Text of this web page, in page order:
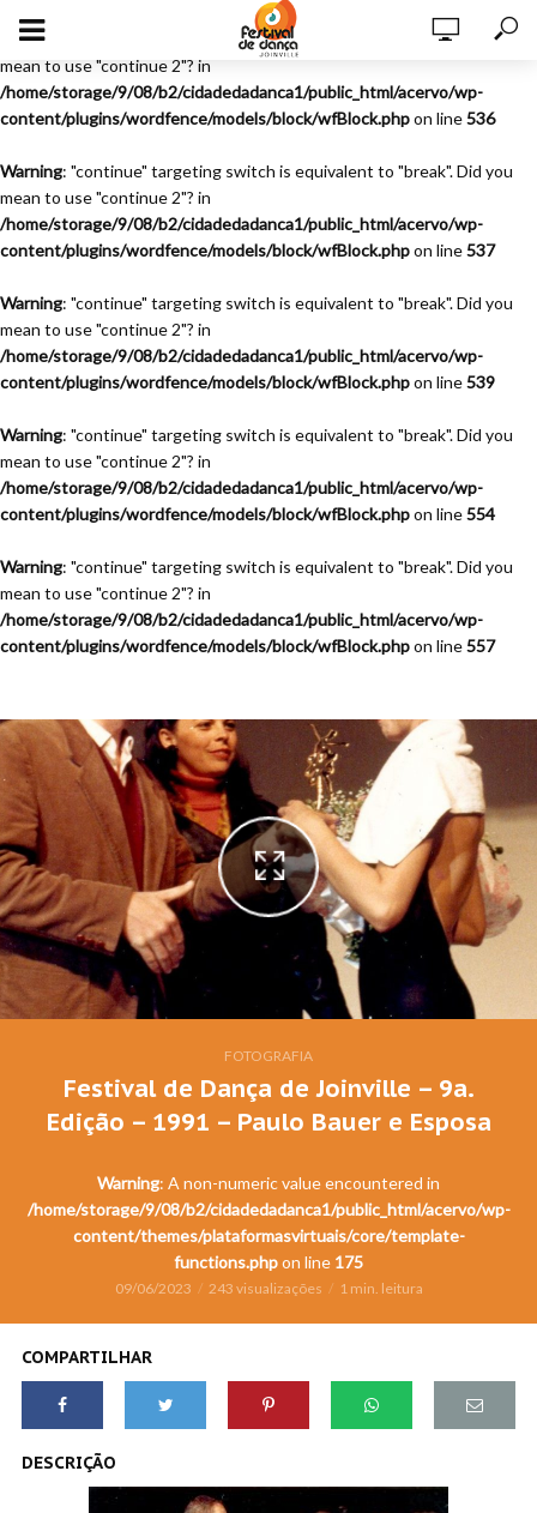
Warning
: "continue" targeting switch is equivalent to "break". Did you
mean to use "continue 2"? in
/home/storage/9/08/b2/cidadedadanca1/public_html/acervo/wp-
content/plugins/wordfence/models/block/wfBlock.phpon line536
Warning: "continue" targeting switch is equivalent to "break". Did you
mean to use "continue 2"? in
/home/storage/9/08/b2/cidadedadanca1/public_html/acervo/wp-
content/plugins/wordfence/models/block/wfBlock.phpon line537
Warning: "continue" targeting switch is equivalent to "break". Did you
mean to use "continue 2"? in
/home/storage/9/08/b2/cidadedadanca1/public_html/acervo/wp-
content/plugins/wordfence/models/block/wfBlock.phpon line539
Warning: "continue" targeting switch is equivalent to "break". Did you
mean to use "continue 2"? in
/home/storage/9/08/b2/cidadedadanca1/public_html/acervo/wp-
content/plugins/wordfence/models/block/wfBlock.phpon line554
Warning: "continue" targeting switch is equivalent to "break". Did you
mean to use "continue 2"? in
/home/storage/9/08/b2/cidadedadanca1/public_html/acervo/wp-
content/plugins/wordfence/models/block/wfBlock.phpon line557
Festival de Dança de Joinville - 9a. Edição - 1991
FOTOGRAFIA
Festival de Dança de Joinville – 9a.
Edição – 1991 – Paulo Bauer e Esposa
Warning: A non-numeric value encountered in
/home/storage/9/08/b2/cidadedadanca1/public_html/acervo/wp-
content/themes/plataformasvirtuais/core/template-
functions.phpon line 175
09/06/2023 243 visualizações 1 min. leitura
COMPARTILHAR
DESCRIÇÃO